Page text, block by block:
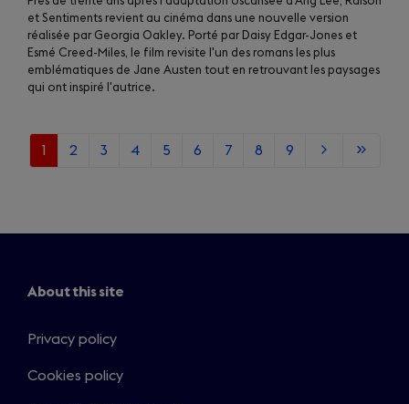
et Sentiments revient au cinéma dans une nouvelle version
réalisée par Georgia Oakley. Porté par Daisy Edgar-Jones et
Esmé Creed-Miles, le film revisite l'un des romans les plus
emblématiques de Jane Austen tout en retrouvant les paysages
qui ont inspiré l'autrice.
Current
page
1 Page
2 Page
3 Page
4 Page
5 Page
6 Page
7 Page
8 Page
9
Next
Last
About this site
Privacy policy
Cookies policy